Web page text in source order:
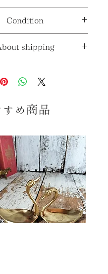
ございます。
2003年
Condition
ョンランク≫
コンディション
ですので多少の傷、擦れ、
られますが いずれも大きく
ションは良好で、 まだまだ
使用頂ける美品かと思いま
には個人差御座いますの
め、 気になる方、神経質な
をお控えくださいませ。 あ
ズド品ということをご理解の
購入お願い致します。
shipping
（※お届けの地域によって
※送料詳細は
※送料ランク詳細はこち
ら
×同梱不可商品
すめ商品